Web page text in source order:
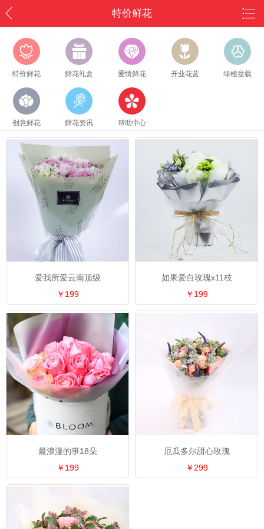
特价鲜花
特价鲜花 鲜花礼盒 爱情鲜花 开业花蓝 绿植盆载
创意鲜花 鲜花资讯 帮助中心
爱我所爱云南顶级
￥199
如果爱白玫瑰x11枝
￥199
最浪漫的事18朵
￥199
厄瓜多尔甜心玫瑰
￥299